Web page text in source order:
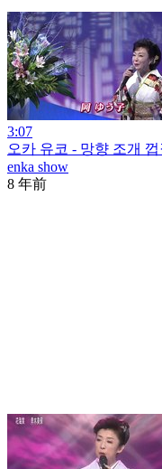
3:07
오카 유코 - 망향 조개 껍
enka show
8 年前